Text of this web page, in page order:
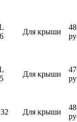
Для крыши
Для крыши
Для крыши